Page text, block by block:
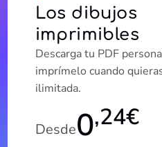
Los dibujos
imprimibles
Descarga tu PDF
imprímelo cuando
ilimitada.
Desde0,24€